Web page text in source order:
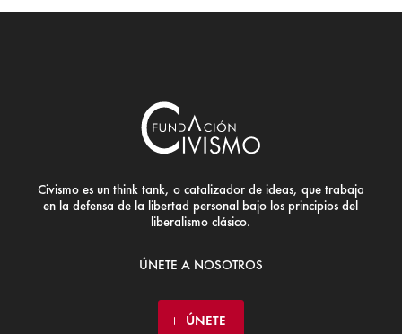
Civismo es un think tank, o catalizador de ideas, que trabaja
en la defensa de la libertad personal bajo los principios del
liberalismo clásico.
ÚNETE A NOSOTROS
ÚNETE